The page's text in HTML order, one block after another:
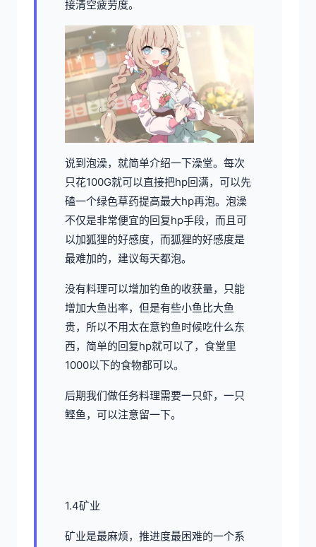
接清空疲劳度。
说到泡澡，就简单介绍一下澡堂。每次
只花100G就可以直接把hp回满，可以先
磕一个绿色草药提高最大hp再泡。泡澡
不仅是非常便宜的回复hp手段，而且可
以加狐狸的好感度，而狐狸的好感度是
最难加的，建议每天都泡。
没有料理可以增加钓鱼的收获量，只能
增加大鱼出率，但是有些小鱼比大鱼
贵，所以不用太在意钓鱼时候吃什么东
西，简单的回复hp就可以了，食堂里
1000以下的食物都可以。
后期我们做任务料理需要一只虾，一只
鲣鱼，可以注意留一下。
1.4矿业
矿业是最麻烦，推进度最困难的一个系